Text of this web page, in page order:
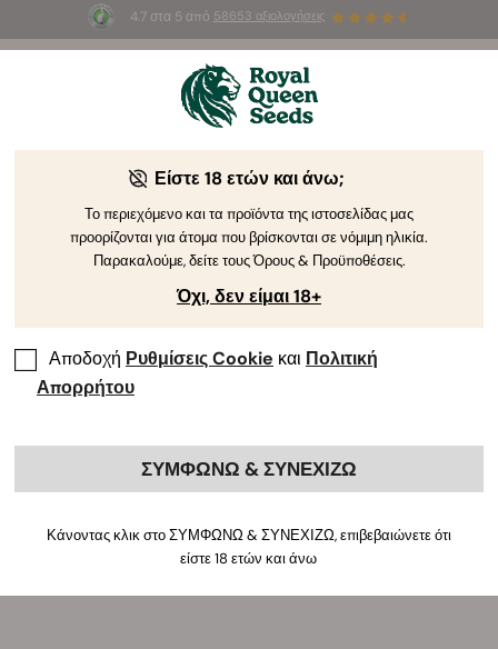
4.7 στα 5 από 58653 αξιολογήσεις
Summer Sales : Έως και -50%
προϊόντα! ⏤
Είστε 18 ετών και άνω;
Το περιεχόμενο και τα προϊόντα της ιστοσελίδας μας
προορίζονται για άτομα που βρίσκονται σε νόμιμη ηλικία.
Παρακαλούμε, δείτε τους Όρους & Προϋποθέσεις.
Όχι, δεν είμαι 18+
Αποδοχή Ρυθμίσεις Cookie και Πολιτική
Απορρήτου
ΣΥΜΦΩΝΩ & ΣΥΝΕΧΙΖΩ
Κάνοντας κλικ στο ΣΥΜΦΩΝΩ & ΣΥΝΕΧΙΖΩ, επιβεβαιώνετε ότι
είστε 18 ετών και άνω